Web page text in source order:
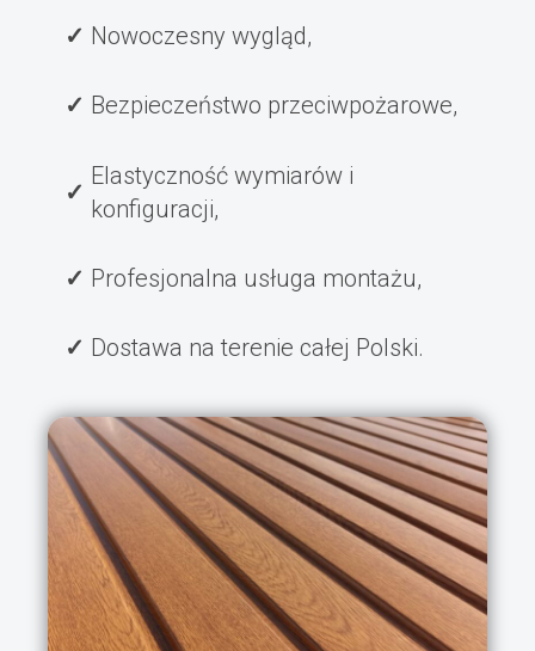
Nowoczesny wygląd,
Bezpieczeństwo przeciwpożarowe,
Elastyczność wymiarów i
konfiguracji,
Profesjonalna usługa montażu,
Dostawa na terenie całej Polski.